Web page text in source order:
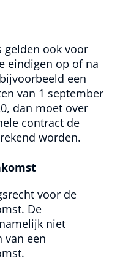
gelden ook voor
eindigen op of na
een
van 1 september
dan moet over
contract de
worden.
voor de
De
niet
van een